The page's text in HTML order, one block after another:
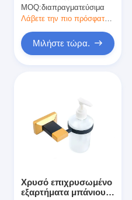
χάλυβα
ξενοδοχείο /
οικογενειακό μπάνιο
MOQ:διαπραγματεύσιμα
Λάβετε την πιο πρόσφατη τιμή
Μιλήστε τώρα.
Χρυσό επιχρυσωμένο
εξαρτήματα μπάνιου